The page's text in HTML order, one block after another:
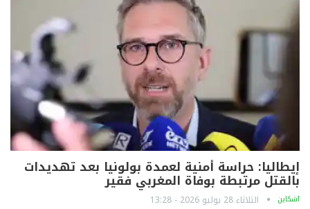
إيطاليا: حراسة أمنية لعمدة بولونيا بعد تهديدات
بالقتل مرتبطة بوفاة المغربي فقير
آشكاين الثلاثاء 28 يوليو 2026 - 13:28